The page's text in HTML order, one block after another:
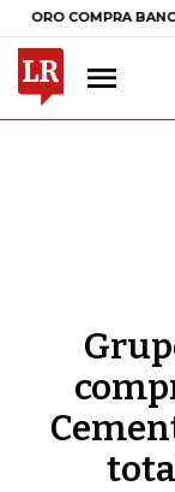
COMPRA BANCO DE